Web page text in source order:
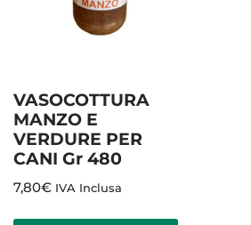
VASOCOTTURA
MANZO E
VERDURE PER
CANI Gr 480
7,80€ IVA Inclusa